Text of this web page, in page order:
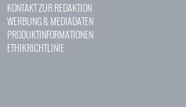
KONTAKT ZUR REDAKTION
WERBUNG & MEDIADATEN
PRODUKTINFORMATIONEN
ETHIKRICHTLINIE